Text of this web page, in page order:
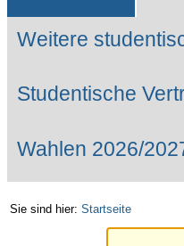
Weitere
Studentische
Wahlen 2026/
Sie sind hier: Startseite